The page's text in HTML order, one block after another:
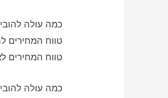
כמה עולה להוביל דירת 2 חדרים בארבל עם
טווח המחירים להובלת דירת 2
טווח המחירים לאריזה דירת 2
כמה עולה להוביל דירת 3 חדרים בארבל עם